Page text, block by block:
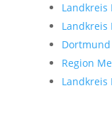
Landkreis
Landkreis
Region
Landkreis